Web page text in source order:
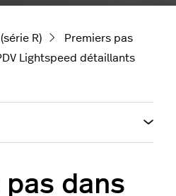
R)
Premiers pas
Lightspeed détaillants
pas dans